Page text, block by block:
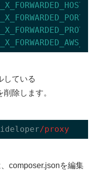
している
除します。
composer.jsonを編集